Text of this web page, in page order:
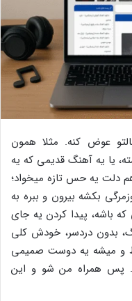
عوض کنه. مثلا همون
یا یه آهنگ قدیمی که یه
دلت یه حس تازه میخواد؛
بکشه بیرون و ببره به
باشه، پیدا کردن یه جای
بدون دردسر، خودش کلی
و میشه یه دوست صمیمی
پس همراه من شو و این